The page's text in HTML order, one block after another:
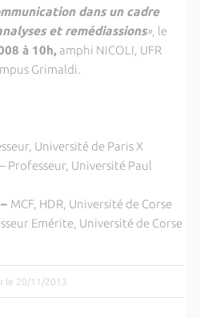
dans un cadre
et remédiassions», le
à 10h, amphi NICOLI, UFR
Grimaldi.
Université de Paris X
Professeur, Université Paul
– MCF, HDR, Université de Corse
Emérite, Université de Corse
le 20/11/2013